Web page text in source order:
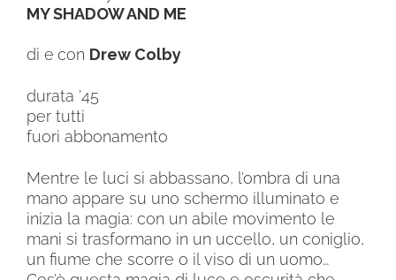
MY SHADOW AND ME
di e con Drew Colby
durata ’45
per tutti
fuori abbonamento
Mentre le luci si abbassano, l’ombra di una
mano appare su uno schermo illuminato e
inizia la magia: con un abile movimento le
mani si trasformano in un uccello, un coniglio,
un fiume che scorre o il viso di un uomo…